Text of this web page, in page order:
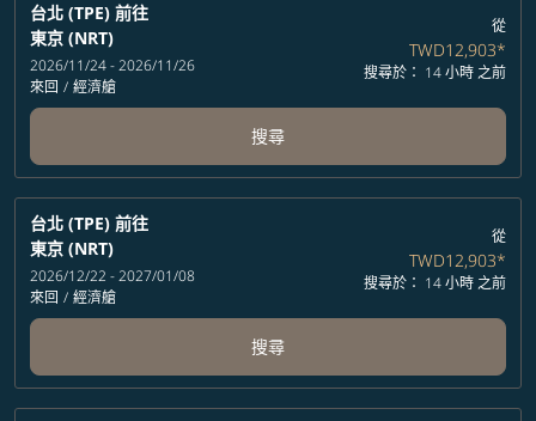
台北 (TPE) 前往
東京 (NRT)
2026/11/24 - 2026/11/26
來回 / 經濟艙
從
TWD12,903*
搜尋於： 14 小時 之前
搜尋
台北 (TPE) 前往
東京 (NRT)
2026/12/22 - 2027/01/08
來回 / 經濟艙
從
TWD12,903*
搜尋於： 14 小時 之前
搜尋